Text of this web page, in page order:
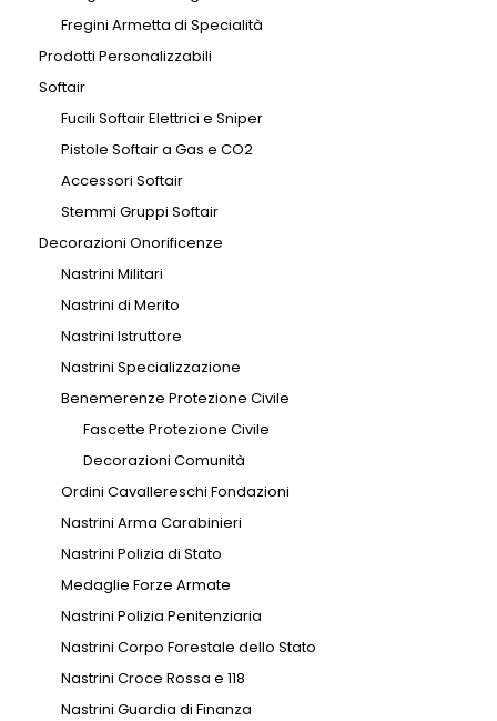
Fregini Armetta di Specialità
Prodotti Personalizzabili
Softair
Fucili Softair Elettrici e Sniper
Pistole Softair a Gas e CO2
Accessori Softair
Stemmi Gruppi Softair
Decorazioni Onorificenze
Nastrini Militari
Nastrini di Merito
Nastrini Istruttore
Nastrini Specializzazione
Benemerenze Protezione Civile
Fascette Protezione Civile
Decorazioni Comunità
Ordini Cavallereschi Fondazioni
Nastrini Arma Carabinieri
Nastrini Polizia di Stato
Medaglie Forze Armate
Nastrini Polizia Penitenziaria
Nastrini Corpo Forestale dello Stato
Nastrini Croce Rossa e 118
Nastrini Guardia di Finanza